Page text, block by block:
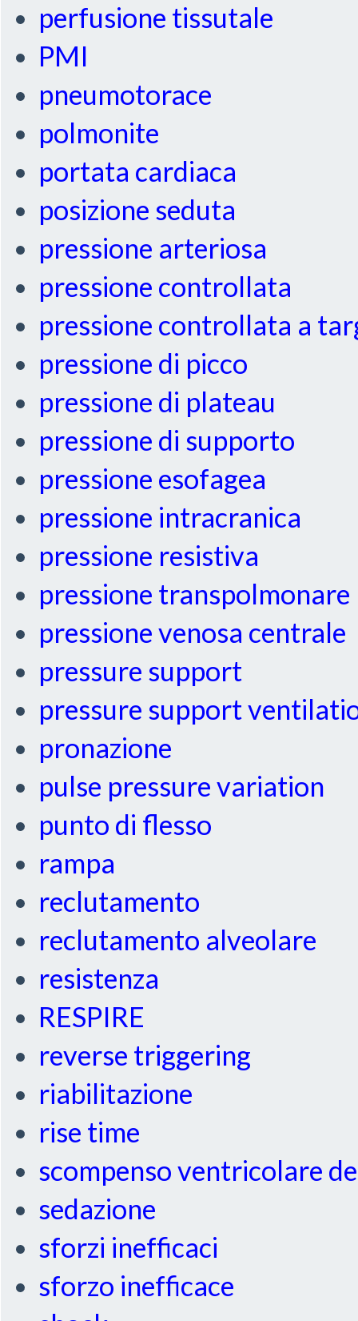
perfusione tissutale
PMI
pneumotorace
polmonite
portata cardiaca
posizione seduta
pressione arteriosa
pressione controllata
pressione controllata a
pressione di picco
pressione di plateau
pressione di supporto
pressione esofagea
pressione intracranica
pressione resistiva
pressione transpolmonare
pressione venosa centrale
pressure support
pressure support
pronazione
pulse pressure variation
punto di flesso
rampa
reclutamento
reclutamento alveolare
resistenza
RESPIRE
reverse triggering
riabilitazione
rise time
scompenso ventricolare
sedazione
sforzi inefficaci
sforzo inefficace